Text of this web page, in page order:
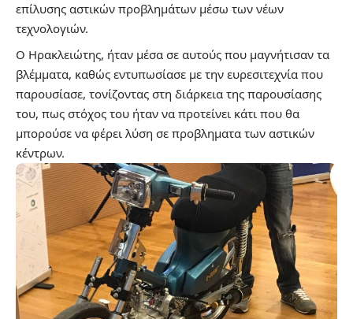
επίλυσης αστικών προβλημάτων μέσω των νέων
τεχνολογιών.
Ο Ηρακλειώτης, ήταν μέσα σε αυτούς που μαγνήτισαν τα
βλέμματα, καθώς εντυπωσίασε με την ευρεσιτεχνία που
παρουσίασε, τονίζοντας στη διάρκεια της παρουσίασης
του, πως στόχος του ήταν να προτείνει κάτι που θα
μπορούσε να φέρει λύση σε προβληματα των αστικών
κέντρων.